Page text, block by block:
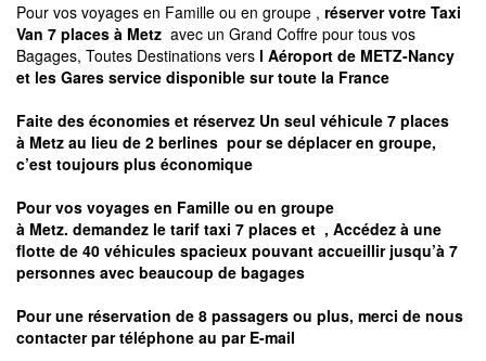
Pour vos voyages en Famille ou en groupe , réserver votre Taxi
Van 7 places à Metz avec un Grand Coffre pour tous vos
Bagages, Toutes Destinations vers l Aéroport de METZ-Nancy
et les Gares service disponible sur toute la France
Faite des économies et réservez Un seul véhicule 7 places
à Metz au lieu de 2 berlines pour se déplacer en groupe,
c’est toujours plus économique
Pour vos voyages en Famille ou en groupe
à Metz. demandez le tarif taxi 7 places et , Accédez à une
flotte de 40 véhicules spacieux pouvant accueillir jusqu’à 7
personnes avec beaucoup de bagages
Pour une réservation de 8 passagers ou plus, merci de nous
contacter par téléphone au par E-mail